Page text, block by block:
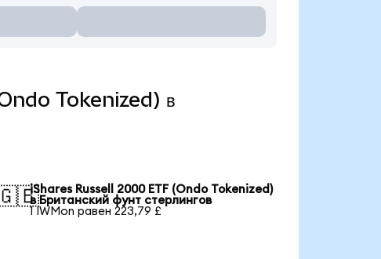
Tokenized) в
iShares Russell 2000 ETF (Ondo Tokenized)
в Британский фунт стерлингов
1 IWMon равен 223,79 £